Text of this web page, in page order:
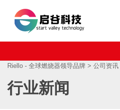
Riello - 全球燃烧器领导品牌 > 公司资讯
行业新闻